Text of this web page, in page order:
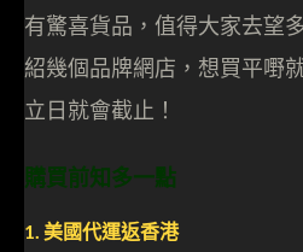
有驚喜貨品，值得大家去望
紹幾個品牌網店，想買平嘢
立日就會截止！
購買前知多一點
1. 美國代運返香港